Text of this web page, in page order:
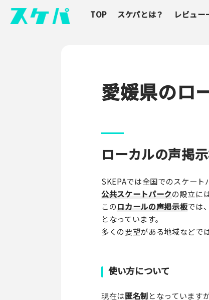
TOP スケパとは？ レビュー
愛媛県のロ
ローカルの声掲
SKEPAでは全国でのスケート
公共スケートパークの設立に
このロカールの声掲示板では
となっています。
多くの要望がある地域などで
使い方について
現在は匿名制となっています